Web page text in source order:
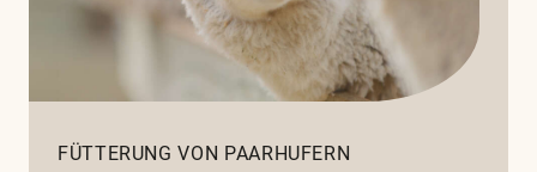
FÜTTERUNG VON PAARHUFERN